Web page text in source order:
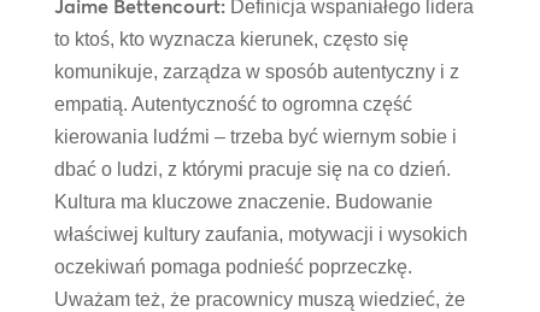
Jaime Bettencourt:Definicja wspaniałego lidera
to ktoś, kto wyznacza kierunek, często się
komunikuje, zarządza w sposób autentyczny i z
empatią. Autentyczność to ogromna część
kierowania ludźmi – trzeba być wiernym sobie i
dbać o ludzi, z którymi pracuje się na co dzień.
Kultura ma kluczowe znaczenie. Budowanie
właściwej kultury zaufania, motywacji i wysokich
oczekiwań pomaga podnieść poprzeczkę.
Uważam też, że pracownicy muszą wiedzieć, że